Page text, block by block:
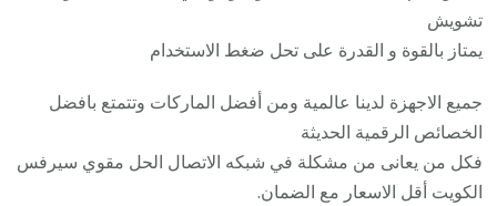
تشويش
يمتاز بالقوة و القدرة على تحل ضغط الاستخدام
جميع الاجهزة لدينا عالمية ومن أفضل الماركات وتتمتع بافضل
الخصائص الرقمية الحديثة
فكل من يعانى من مشكلة في شبكه الاتصال الحل مقوي سيرفس
الكويت أقل الاسعار مع الضمان.